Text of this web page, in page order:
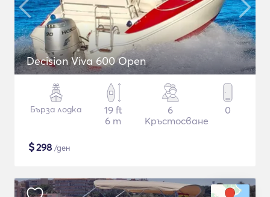
Decision Viva 600 Open
Бърза лодка
19 ft
6 m
6
Кръстосване
0
$298 /ден